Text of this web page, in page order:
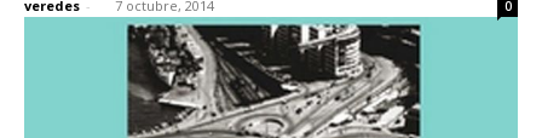
veredes - 7 octubre, 2014 0